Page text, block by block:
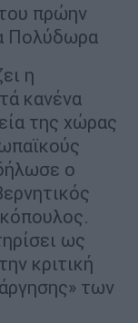
πρώην
Πολύδωρα
η
κανένα
της χώρας
ο
ως
κριτική
των